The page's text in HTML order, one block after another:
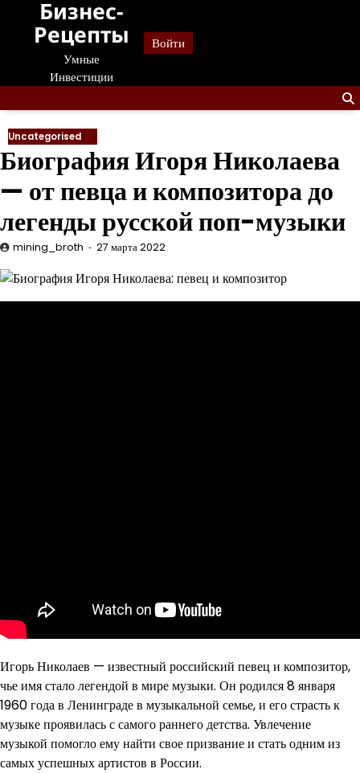
Перейти
содержанию
Бизнес-
Рецепты
Умные
Инвестиции
Войти
Uncategorised
Биография Игоря Николаева
— от певца и композитора до
легенды русской поп-музыки
mining_broth 27 марта 2022
Игорь Николаев — известный российский певец и композитор,
чье имя стало легендой в мире музыки. Он родился 8 января
1960 года в Ленинграде в музыкальной семье, и его страсть к
музыке проявилась с самого раннего детства. Увлечение
музыкой помогло ему найти свое призвание и стать одним из
самых успешных артистов в России.